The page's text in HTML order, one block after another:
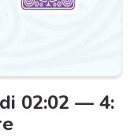
di 02:02 — 4: